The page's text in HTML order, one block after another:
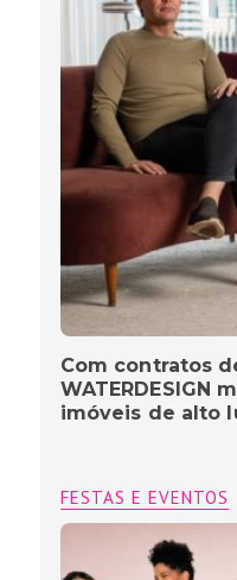
Com contratos
WATERDESIGN
imóveis de alto
FESTAS E EVENTOS